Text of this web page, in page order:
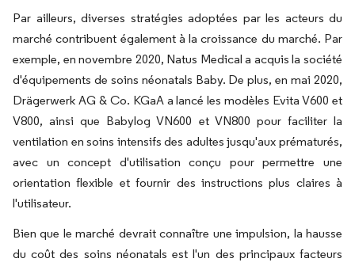
Par ailleurs, diverses stratégies adoptées par les acteurs du
marché contribuent également à la croissance du marché. Par
exemple, en novembre 2020, Natus Medical a acquis la société
d'équipements de soins néonatals Baby. De plus, en mai 2020,
Drägerwerk AG & Co. KGaA a lancé les modèles Evita V600 et
V800, ainsi que Babylog VN600 et VN800 pour faciliter la
ventilation en soins intensifs des adultes jusqu'aux prématurés,
avec un concept d'utilisation conçu pour permettre une
orientation flexible et fournir des instructions plus claires à
l'utilisateur.
Bien que le marché devrait connaître une impulsion, la hausse
du coût des soins néonatals est l'un des principaux facteurs